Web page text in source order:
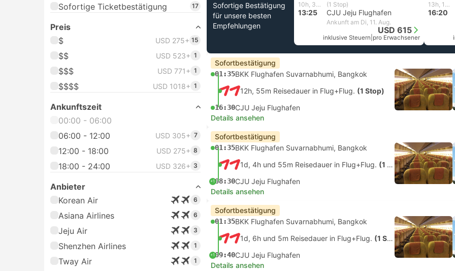
Sofortige Ticketbestätigung
17
Preis
$
USD 275+ 15
$$ USD 523+ 1
$$$ USD 771+ 1
$$$$ USD 1018+ 1
Ankunftszeit
00:00 - 06:00
06:00 - 12:00
USD 305+ 7
12:00 - 18:00 USD 275+ 8
18:00 - 24:00 USD 326+ 3
Anbieter
Korean Air
6
Asiana Airlines 6
Jeju Air 3
Shenzhen Airlines 1
Tway Air 1
Sofortige Bestätigung
für unsere besten
Empfehlungen
10h, 35m (1 Stop)
13:25 CJU Jeju Flughafen
Ankunft am Di, 11. Aug.
USD 615
inklusive Steuern pro Erwachsener
13h, 10m
16:20
Sofortbestätigung
01:35BKK Flughafen Suvarnabhumi, Bangkok
12h, 55m Reisedauer in Flug+Flug. (1 Stop)
16:30CJU Jeju Flughafen
Details ansehen
Sofortbestätigung
01:35BKK Flughafen Suvarnabhumi, Bangkok
1d, 4h und 55m Reisedauer in Flug+Flug. (1 Stop)
+108:30CJU Jeju Flughafen
Details ansehen
Sofortbestätigung
01:35BKK Flughafen Suvarnabhumi, Bangkok
1d, 6h und 5m Reisedauer in Flug+Flug. (1 Stop)
+109:40CJU Jeju Flughafen
Details ansehen